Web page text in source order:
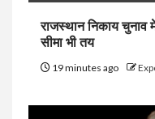
राजस्थान निकाय चुनाव
सीमा भी तय
19 minutes ago